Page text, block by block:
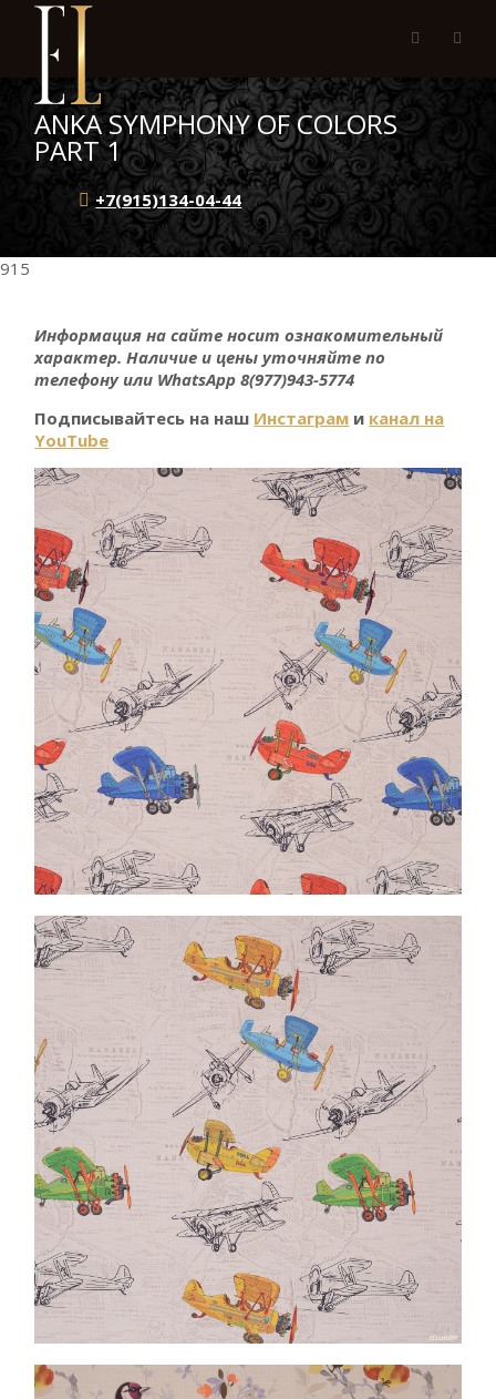
ANKA SYMPHONY OF COLORS
PART 1
+7(915)134-04-44
915
Информация на сайте носит ознакомительный
характер. Наличие и цены уточняйте по
телефону или WhatsApp 8(977)943-5774
Подписывайтесь на наш Инстаграм и канал на
YouTube